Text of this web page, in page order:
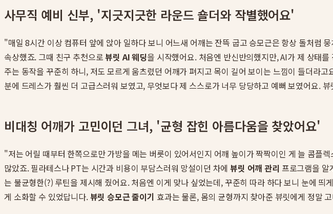
사무직 예비 신부, '지긋지긋한 라운드 숄더와 작별했어요'
"매일 8시간 이상 컴퓨터 앞에 앉아 일하다 보니 어느새 어깨는 잔뜩 굽고 승모근은 항상 돌처럼
속상했죠. 그때 친구 추천으로뷰릿 AI 웨딩을 시작했어요. 처음엔 반신반의했지만, AI가 제 상태
주는 동작을 꾸준히 하니, 저도 모르게 움츠렸던 어깨가 펴지고 목이 길어 보이는 느낌이 들더라
분에 드레스가 훨씬 더 고급스러워 보였고, 무엇보다 제 스스로가 너무 당당하고 예뻐 보였어요.
비대칭 어깨가 고민이던 그녀, '균형 잡힌 아름다움을 찾았어요'
"저는 어릴 때부터 한쪽으로만 가방을 메는 버릇이 있어서인지 어깨 높이가 짝짝이인 게 늘 콤플
많았죠. 필라테스나 PT는 시간과 비용이 부담스러워 망설이던 차에뷰릿 어깨 관리 프로그램을 알
는 불균형한(?) 루틴을 제시해 줬어요. 처음엔 이게 맞나 싶었는데, 꾸준히 따라 하다 보니 눈에
게 소화할 수 있었답니다.뷰릿 승모근 줄이기 효과는 물론, 몸의 균형까지 찾아준 뷰릿에게 정말